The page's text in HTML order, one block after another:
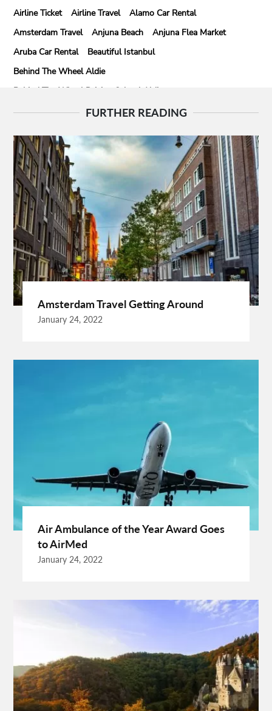
Airline Ticket
Airline Travel
Alamo Car Rental
Amsterdam Travel
Anjuna Beach
Anjuna Flea Market
Aruba Car Rental
Beautiful Istanbul
Behind The Wheel Aldie
Behind The Wheel Driving School Aldie
Behind The Wheel Driving School Sterling
Best Cleaning Company In Edmonton
Best Disposable Camera Pictures Developed
Best Drone Training
Best Hostels In San Diego
Best Insulated Cladding
Best Lads Holiday Destinations
Best Light Crossbow
Bhutan Tour Packages
Birthday Gift Ideas
Birthdays Party Ideas
Braided Wigs
Burgundy Maxi Dress
Business Charter Jets
Buying Rental Car
California Car Rental
Car Rental Quality
Cardiff Taxi
Cardiff To Bristol Airport Transfers
Catering Business
Child Custody Lawyer In Gurgaon
Cooking Tips
Cooking Trend
Crypto Exchange Launchpad
Dresses For Sale
Essential Business Services
Expanding Wood Glue
Fashion Trend
Fiber Splicing Equipment
Florence Car Rental
Free Online Bmi Calculator
Free Sale Certificate For Medical Devices
Germany Travel
Gift Ideas For Friends
Grand Teton National Park Weather
How To Unlock Galaxy S25 Ultra
Improve Golf Game
Increase Organic Traffic
Insurance Broker Oakville
Israel Driving Guide
Kenya Glamping Safari
Labour Lawyers Near Me
FURTHER READING
Amsterdam Travel Getting Around
January 24, 2022
Air Ambulance of the Year Award Goes
to AirMed
January 24, 2022